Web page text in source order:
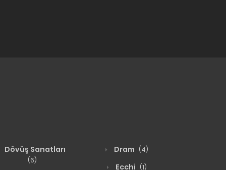
Dövüş Sanatları
(6)
Dram (4)
Ecchi (1)